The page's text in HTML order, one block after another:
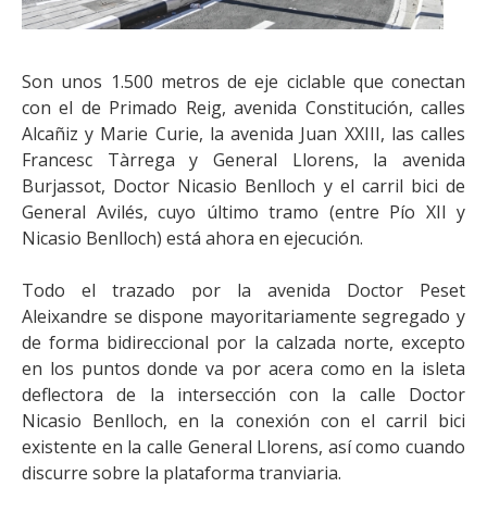
Son unos 1.500 metros de eje ciclable que conectan
con el de Primado Reig, avenida Constitución, calles
Alcañiz y Marie Curie, la avenida Juan XXIII, las calles
Francesc Tàrrega y General Llorens, la avenida
Burjassot, Doctor Nicasio Benlloch y el carril bici de
General Avilés, cuyo último tramo (entre Pío XII y
Nicasio Benlloch) está ahora en ejecución.
Todo el trazado por la avenida Doctor Peset
Aleixandre se dispone mayoritariamente segregado y
de forma bidireccional por la calzada norte, excepto
en los puntos donde va por acera como en la isleta
deflectora de la intersección con la calle Doctor
Nicasio Benlloch, en la conexión con el carril bici
existente en la calle General Llorens, así como cuando
discurre sobre la plataforma tranviaria.